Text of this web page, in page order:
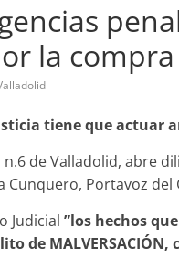
la
tiene que actuar
n.6 de Valladolid, abre
Cunquero, Portavoz
Judicial ”los hechos
de